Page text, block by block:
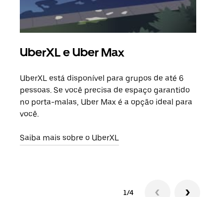
UberXL e Uber Max
UberXL está disponível para grupos de até 6
pessoas. Se você precisa de espaço garantido
no porta-malas, Uber Max é a opção ideal para
você.
Saiba mais sobre o UberXL
1/4